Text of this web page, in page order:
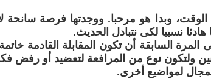
وبدا هو مرحبا. ووجدتها فرصة سانحة
نسبيا لكى نتبادل الحديث.
المرة السابقة أن تكون المقابلة القادمة
ولتكون نوع من المرافعة لتعضيد أو رفض
لمواضيع أخرى.